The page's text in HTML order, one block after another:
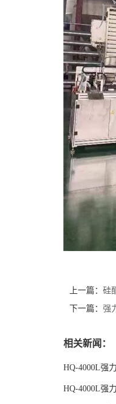
上一篇： 硅
下一篇： 强
相关新闻：
HQ-4000L强
HQ-4000L强